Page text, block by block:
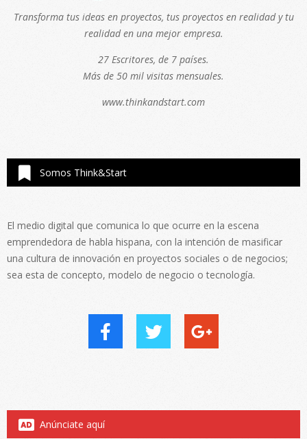
Transforma tus ideas en proyectos, tus proyectos en realidad y tu
realidad en una mejor empresa.
27 Escritores, de 7 países.
Más de 50 mil visitas mensuales.
www.thinkandstart.com
Somos Think&Start
El medio digital que comunica lo que ocurre en la escena
emprendedora de habla hispana, con la intención de masificar
una cultura de innovación en proyectos sociales o de negocios;
sea esta de concepto, modelo de negocio o tecnología.
Anúnciate aquí